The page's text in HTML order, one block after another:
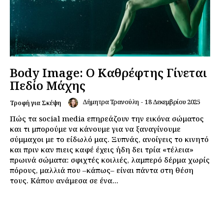
Body Image: Ο Καθρέφτης Γίνεται
Πεδίο Μάχης
Τροφή για Σκέψη Δήμητρα Τρανούλη - 18 Δεκεμβρίου 2025
Πώς τα social media επηρεάζουν την εικόνα σώματος
και τι μπορούμε να κάνουμε για να ξαναγίνουμε
σύμμαχοι με το είδωλό μας. Ξυπνάς, ανοίγεις το κινητό
και πριν καν πιεις καφέ έχεις ήδη δει τρία «τέλεια»
πρωινά σώματα: σφιχτές κοιλιές, λαμπερό δέρμα χωρίς
πόρους, μαλλιά που –κάπως– είναι πάντα στη θέση
τους. Κάπου ανάμεσα σε ένα...